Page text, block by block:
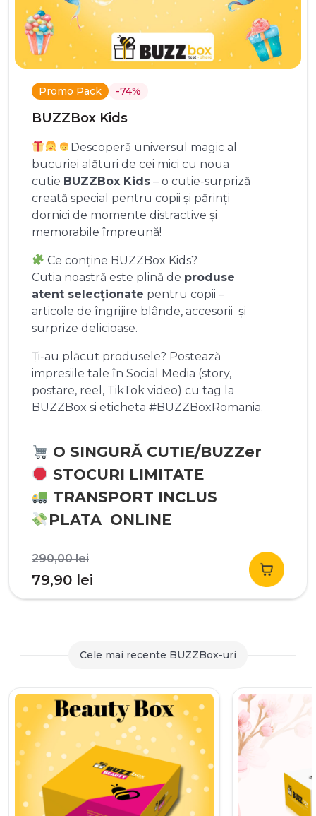
Promo Pack -74%
BUZZBox Kids
Descoperă universul magic al
bucuriei alături de cei mici cu noua
cutie BUZZBox Kids – o cutie-surpriză
creată special pentru copii și părinți
dornici de momente distractive și
memorabile împreună!
Ce conține BUZZBox Kids?
Cutia noastră este plină de produse
atent selecționate pentru copii –
articole de îngrijire blânde, accesorii și
surprize delicioase.
Ți-au plăcut produsele? Postează
impresiile tale în Social Media (story,
postare, reel, TikTok video) cu tag la
BUZZBox si eticheta #BUZZBoxRomania.
O SINGURĂ CUTIE/BUZZer
STOCURI LIMITATE
TRANSPORT INCLUS
PLATA ONLINE
290,00leiPrețul
inițial
a
290,00 lei.
79,90 lei
curent
79,90 lei.
Cele mai recente BUZZBox-uri